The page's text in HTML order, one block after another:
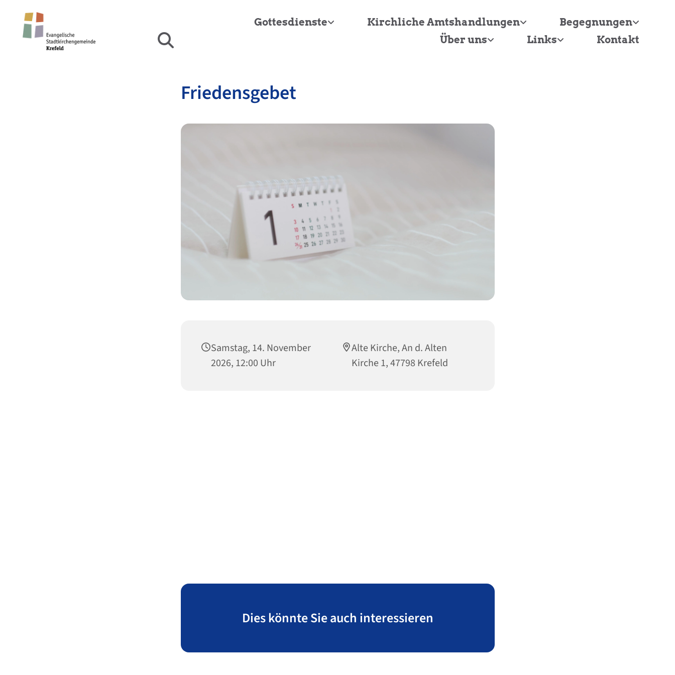
Gottesdienste Kirchliche Amtshandlungen
Begegnungen
Über uns
Links Kontakt
Friedensgebet
Samstag, 14. November
2026, 12:00 Uhr
Alte Kirche, An d. Alten
Kirche 1, 47798 Krefeld
Dies könnte Sie auch interessieren